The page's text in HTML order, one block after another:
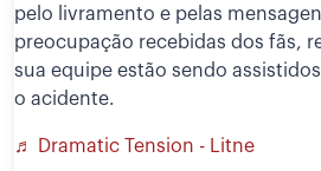
pelo livramento e pelas
preocupação recebidas dos fãs,
sua equipe estão sendo
o acidente.
♬ Dramatic Tension - Litne